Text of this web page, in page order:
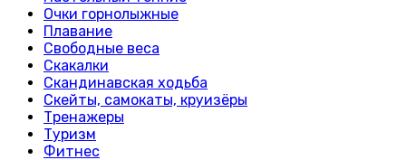
Очки горнолыжные
Плавание
Свободные веса
Скакалки
Скандинавская ходьба
Скейты, самокаты, круизёры
Тренажеры
Туризм
Фитнес